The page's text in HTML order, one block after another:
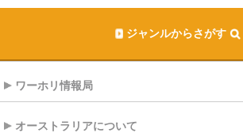
ジャンルからさがす
ワーホリ情報局
オーストラリアについて